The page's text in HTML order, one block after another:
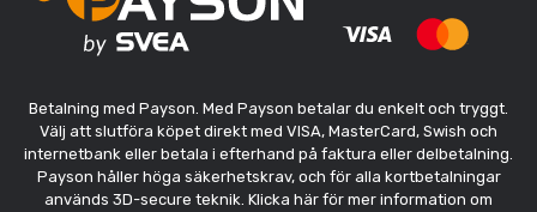
Betalning med Payson. Med Payson betalar du enkelt och tryggt.
Välj att slutföra köpet direkt med VISA, MasterCard, Swish och
internetbank eller betala i efterhand på faktura eller delbetalning.
Payson håller höga säkerhetskrav, och för alla kortbetalningar
används 3D-secure teknik. Klicka här för mer information om